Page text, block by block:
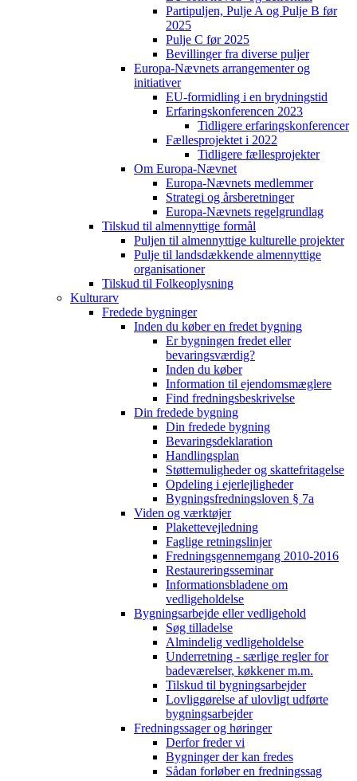
Partipuljen, Pulje A og Pulje B før
2025
Pulje C før 2025
Bevillinger fra diverse puljer
Europa-Nævnets arrangementer og
initiativer
EU-formidling i en brydningstid
Erfaringskonferencen 2023
Tidligere erfaringskonferencer
Fællesprojektet i 2022
Tidligere fællesprojekter
Om Europa-Nævnet
Europa-Nævnets medlemmer
Strategi og årsberetninger
Europa-Nævnets regelgrundlag
Tilskud til almennyttige formål
Puljen til almennyttige kulturelle projekter
Pulje til landsdækkende almennyttige
organisationer
Tilskud til Folkeoplysning
Kulturarv
Fredede bygninger
Inden du køber en fredet bygning
Er bygningen fredet eller
bevaringsværdig?
Inden du køber
Information til ejendomsmæglere
Find fredningsbeskrivelse
Din fredede bygning
Din fredede bygning
Bevaringsdeklaration
Handlingsplan
Støttemuligheder og skattefritagelse
Opdeling i ejerlejligheder
Bygningsfredningsloven § 7a
Viden og værktøjer
Plakettevejledning
Faglige retningslinjer
Fredningsgennemgang 2010-2016
Restaureringsseminar
Informationsbladene om
vedligeholdelse
Bygningsarbejde eller vedligehold
Søg tilladelse
Almindelig vedligeholdelse
Underretning - særlige regler for
badeværelser, køkkener m.m.
Tilskud til bygningsarbejder
Lovliggørelse af ulovligt udførte
bygningsarbejder
Fredningssager og høringer
Derfor freder vi
Bygninger der kan fredes
Sådan forløber en fredningssag